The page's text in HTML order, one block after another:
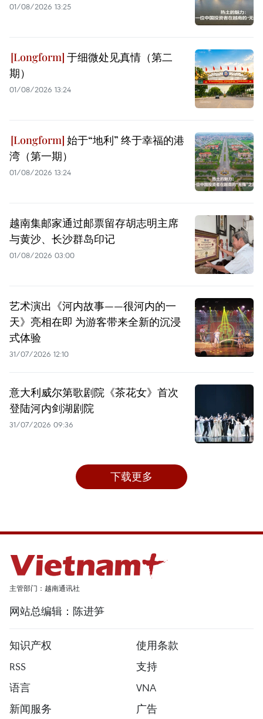
01/08/2026 13:25
于细微处见真情（第二
期）
01/08/2026 13:24
始于“地利” 终于幸福的港
湾（第一期）
01/08/2026 13:24
越南集邮家通过邮票留存胡志明主席
与黄沙、长沙群岛印记
01/08/2026 03:00
艺术演出《河内故事——很河内的一
天》亮相在即 为游客带来全新的沉浸
式体验
31/07/2026 12:10
意大利威尔第歌剧院《茶花女》首次
登陆河内剑湖剧院
31/07/2026 09:36
下载更多
主管部门：越南通讯社
网站总编辑：陈进笋
知识产权
使用条款
RSS
支持
语言
VNA
新闻服务
广告